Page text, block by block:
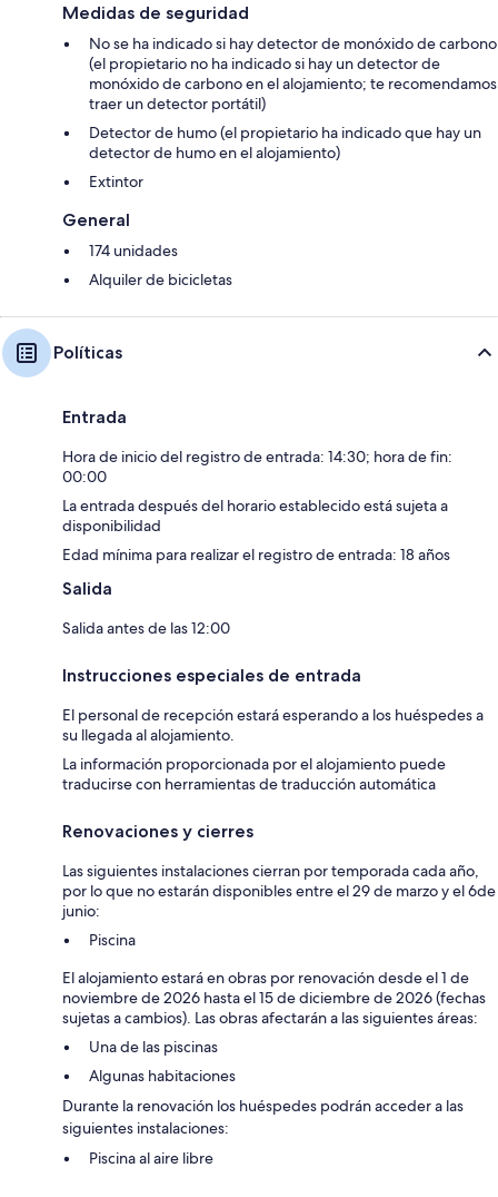
Medidas de seguridad
No se ha indicado si hay detector de monóxido de carbono
(el propietario no ha indicado si hay un detector de
monóxido de carbono en el alojamiento; te recomendamos
traer un detector portátil)
Detector de humo (el propietario ha indicado que hay un
detector de humo en el alojamiento)
Extintor
General
174 unidades
Alquiler de bicicletas
Políticas
Entrada
Hora de inicio del registro de entrada: 14:30; hora de fin:
00:00
La entrada después del horario establecido está sujeta a
disponibilidad
Edad mínima para realizar el registro de entrada: 18 años
Salida
Salida antes de las 12:00
Instrucciones especiales de entrada
El personal de recepción estará esperando a los huéspedes a
su llegada al alojamiento.
La información proporcionada por el alojamiento puede
traducirse con herramientas de traducción automática
Renovaciones y cierres
Las siguientes instalaciones cierran por temporada cada año,
por lo que no estarán disponibles entre el 29 de marzo y el 6de
junio:
Piscina
El alojamiento estará en obras por renovación desde el 1 de
noviembre de 2026 hasta el 15 de diciembre de 2026 (fechas
sujetas a cambios). Las obras afectarán a las siguientes áreas:
Una de las piscinas
Algunas habitaciones
Durante la renovación los huéspedes podrán acceder a las
siguientes instalaciones:
Piscina al aire libre